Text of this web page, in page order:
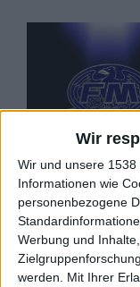
Wir
Wir und unsere
Informationen wie
personenbezogene
Werbung und
werden.
Mit Ihrer
Review
FM
Tough It Out Live